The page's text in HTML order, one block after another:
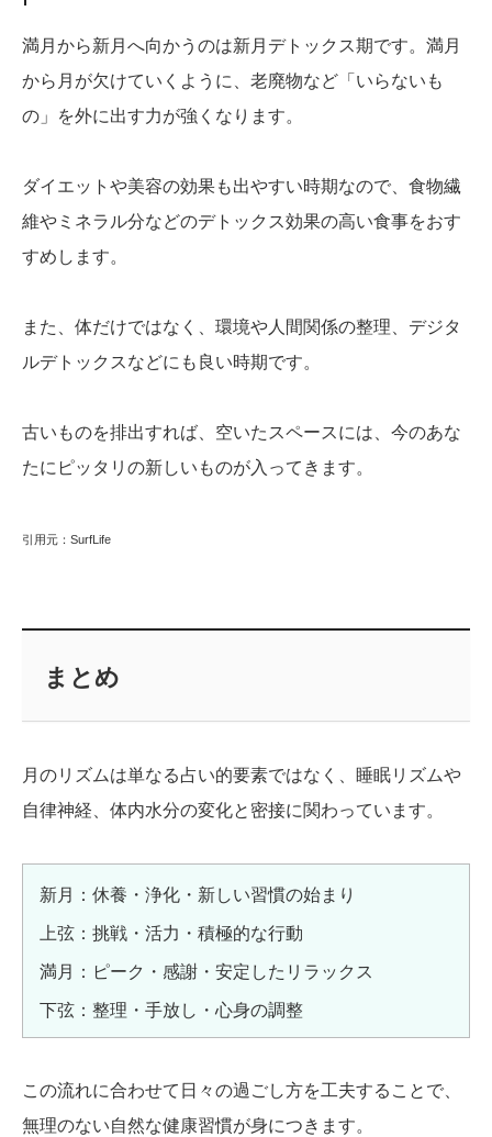
満月から新月へ向かうのは新月デトックス期です。満月
から月が欠けていくように、老廃物など「いらないも
の」を外に出す力が強くなります。
ダイエットや美容の効果も出やすい時期なので、食物繊
維やミネラル分などのデトックス効果の高い食事をおす
すめします。
また、体だけではなく、環境や人間関係の整理、デジタ
ルデトックスなどにも良い時期です。
古いものを排出すれば、空いたスペースには、今のあな
たにピッタリの新しいものが入ってきます。
引用元：SurfLife
まとめ
月のリズムは単なる占い的要素ではなく、睡眠リズムや
自律神経、体内水分の変化と密接に関わっています。
新月：休養・浄化・新しい習慣の始まり
上弦：挑戦・活力・積極的な行動
満月：ピーク・感謝・安定したリラックス
下弦：整理・手放し・心身の調整
この流れに合わせて日々の過ごし方を工夫することで、
無理のない自然な健康習慣が身につきます。